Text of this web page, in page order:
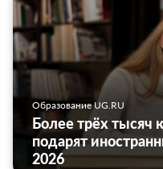
Образование UG.RU
Более трёх тысяч
подарят
2026